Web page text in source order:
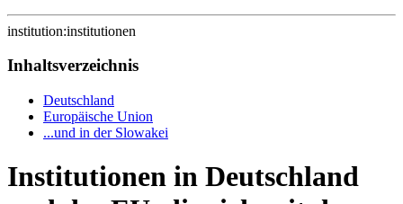
institution:institutionen
Inhaltsverzeichnis
Deutschland
Europäische Union
...und in der Slowakei
Institutionen in Deutschland